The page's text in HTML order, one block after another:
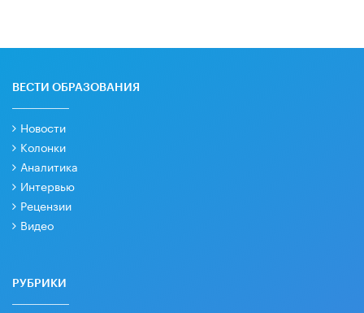
ВЕСТИ ОБРАЗОВАНИЯ
Новости
Колонки
Аналитика
Интервью
Рецензии
Видео
РУБРИКИ